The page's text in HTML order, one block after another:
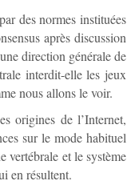
des normes instituées
après discussion
direction générale de
interdit-elle les jeux
nous allons le voir.
origines de l’Internet,
sur le mode habituel
vertébrale et le système
en résultent.